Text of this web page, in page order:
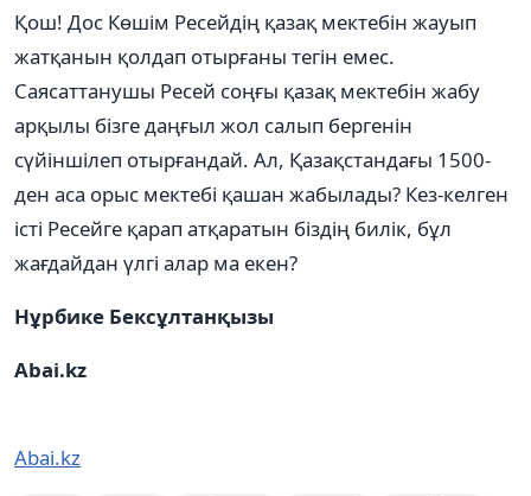
Қош! Дос Көшім Ресейдің қазақ мектебін жауып
жатқанын қолдап отырғаны тегін емес.
Саясаттанушы Ресей соңғы қазақ мектебін жабу
арқылы бізге даңғыл жол салып бергенін
сүйіншілеп отырғандай. Ал, Қазақстандағы 1500-
ден аса орыс мектебі қашан жабылады? Кез-келген
істі Ресейге қарап атқаратын біздің билік, бұл
жағдайдан үлгі алар ма екен?
Нұрбике Бексұлтанқызы
Abai.kz
Abai.kz